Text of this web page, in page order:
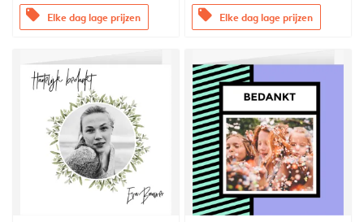
offers Elke dag lage prijzen offers Elke dag lage prijzen